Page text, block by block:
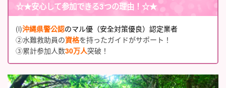
☆★安心して参加できる3つの理由 ！☆★
(i)沖縄県警公認のマル優（安全対策優良）認定業者
②水難救助員の資格を持ったガイドがサポート！
③累計参加人数30万人突破！